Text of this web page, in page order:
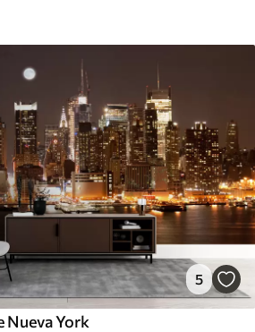
5
Nueva York